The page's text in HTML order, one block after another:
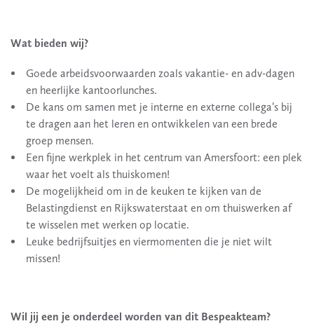
Wat bieden wij?
Goede arbeidsvoorwaarden zoals vakantie- en adv-dagen
en heerlijke kantoorlunches.
De kans om samen met je interne en externe collega’s bij
te dragen aan het leren en ontwikkelen van een brede
groep mensen.
Een fijne werkplek in het centrum van Amersfoort: een plek
waar het voelt als thuiskomen!
De mogelijkheid om in de keuken te kijken van de
Belastingdienst en Rijkswaterstaat en om thuiswerken af
te wisselen met werken op locatie.
Leuke bedrijfsuitjes en viermomenten die je niet wilt
missen!
Wil jij een je onderdeel worden van dit Bespeakteam?